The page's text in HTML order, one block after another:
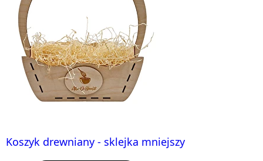
Koszyk drewniany - sklejka mniejszy